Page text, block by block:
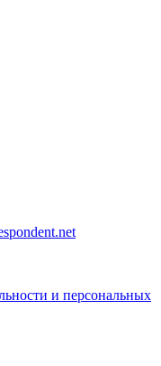
и персональных